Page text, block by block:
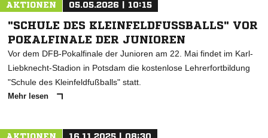
AKTIONEN 05.05.2026 | 10:15
"SCHULE DES KLEINFELDFUSSBALLS" VOR P
OKALFINALE DER JUNIOREN
Vor dem DFB-Pokalfinale der Junioren am 22. Mai findet im Karl-
Liebknecht-Stadion in Potsdam die kostenlose Lehrerfortbildung
"Schule des Kleinfeldfußballs" statt.
Mehr lesen
AKTIONEN 16.11.2025 | 08:30